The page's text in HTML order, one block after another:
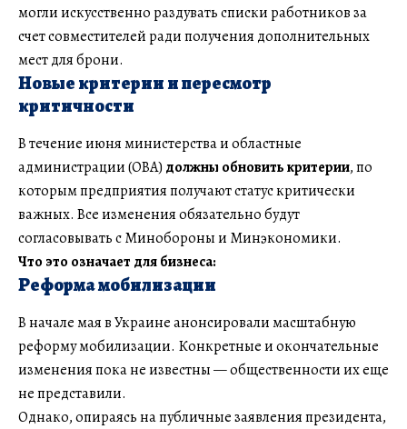
могли искусственно раздувать списки работников за
счет совместителей ради получения дополнительных
мест для брони.
Новые критерии и пересмотр
критичности
В течение июня министерства и областные
администрации (ОВА) должны обновить критерии, по
которым предприятия получают статус критически
важных. Все изменения обязательно будут
согласовывать с Минобороны и Минэкономики.
Что это означает для бизнеса:
Реформа мобилизации
В начале мая в Украине анонсировали масштабную
реформу мобилизации. Конкретные и окончательные
изменения пока не известны — общественности их еще
не представили.
Однако, опираясь на публичные заявления президента,